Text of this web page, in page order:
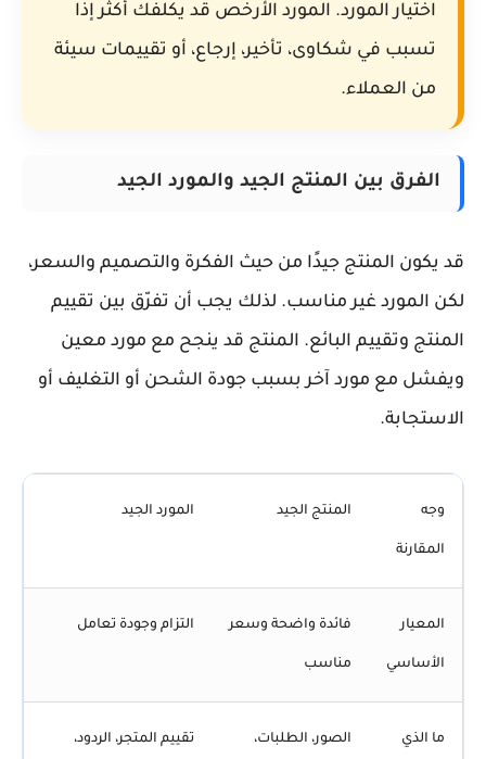
اختيار المورد. المورد الأرخص قد يكلفك أكثر إذا
تسبب في شكاوى، تأخير، إرجاع، أو تقييمات سيئة
من العملاء.
الفرق بين المنتج الجيد والمورد الجيد
قد يكون المنتج جيدًا من حيث الفكرة والتصميم والسعر،
لكن المورد غير مناسب. لذلك يجب أن تفرّق بين تقييم
المنتج وتقييم البائع. المنتج قد ينجح مع مورد معين
ويفشل مع مورد آخر بسبب جودة الشحن أو التغليف أو
الاستجابة.
وجه
المقارنة
المنتج الجيد المورد الجيد
المعيار
الأساسي
فائدة واضحة وسعر
مناسب
التزام وجودة تعامل
ما الذي الصور، الطلبات، تقييم المتجر، الردود،